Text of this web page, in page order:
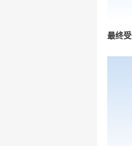
最终